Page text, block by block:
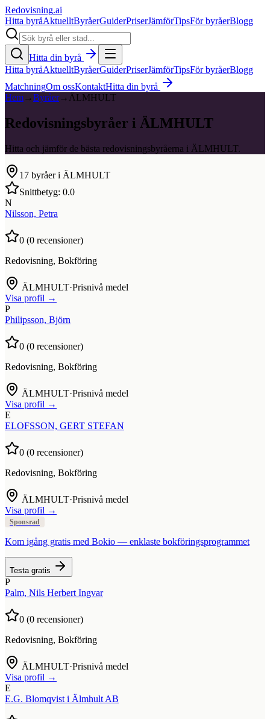
Redovisning.ai
Hitta byråAktuelltByråerGuiderPriserJämförTipsFör byråerBlogg
Hitta din byrå
Hitta byråAktuelltByråerGuiderPriserJämförTipsFör byråerBlogg
MatchningOm ossKontaktHitta din byrå
Hem→Byråer→ ÄLMHULT
Redovisningsbyråer i ÄLMHULT
Hitta och jämför de bästa redovisningsbyråerna i ÄLMHULT.
17 byråer i ÄLMHULT
Snittbetyg: 0.0
N
Nilsson, Petra
0 (0 recensioner)
Redovisning, Bokföring
ÄLMHULT·Prisnivå medel
Visa profil →
P
Philipsson, Björn
0 (0 recensioner)
Redovisning, Bokföring
ÄLMHULT·Prisnivå medel
Visa profil →
E
ELOFSSON, GERT STEFAN
0 (0 recensioner)
Redovisning, Bokföring
ÄLMHULT·Prisnivå medel
Visa profil →
Sponsrad
Kom igång gratis med Bokio — enklaste bokföringsprogrammet
Testa gratis
P
Palm, Nils Herbert Ingvar
0 (0 recensioner)
Redovisning, Bokföring
ÄLMHULT·Prisnivå medel
Visa profil →
E
E.G. Blomqvist i Älmhult AB